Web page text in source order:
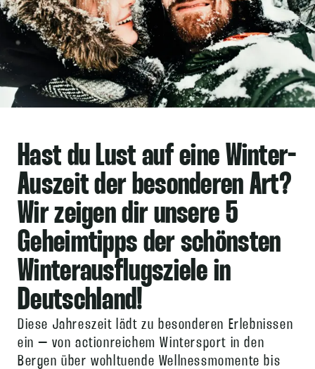
Hast du Lust auf eine Winter-
Auszeit der besonderen Art?
Wir zeigen dir unsere 5
Geheimtipps der schönsten
Winterausflugsziele in
Deutschland!
Diese Jahreszeit lädt zu besonderen Erlebnissen
ein – von actionreichem Wintersport in den
Bergen über wohltuende Wellnessmomente bis